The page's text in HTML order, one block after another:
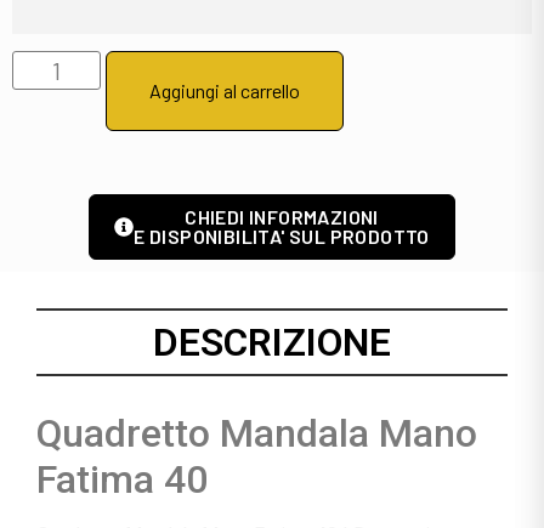
Aggiungi al carrello
CHIEDI INFORMAZIONI
E DISPONIBILITA' SUL PRODOTTO
DESCRIZIONE
Quadretto Mandala Mano
Fatima 40